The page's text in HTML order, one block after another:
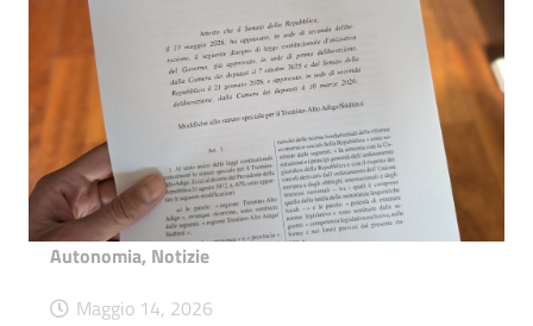
Autonomia, Notizie
Maggio 14, 2026